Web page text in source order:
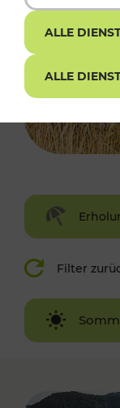
Filter
Winter
ALLE
ALLE